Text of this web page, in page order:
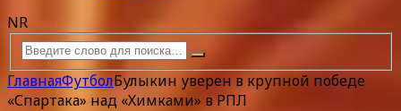
NR
ГлавнаяФутболБулыкин уверен в крупной победе
«Спартака» над «Химками» в РПЛ